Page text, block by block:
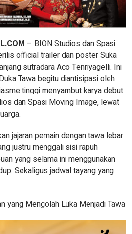
– BION Studios dan Spasi
official trailer dan poster Suka
sutradara Aco Tenriyagelli. Ini
Tawa begitu diantisipasi oleh
tinggi menyambut karya debut
dan Spasi Moving Image, lewat
jajaran pemain dengan tawa lebar
justru menggali sisi rapuh
yang selama ini menggunakan
Sekaligus jadwal tayang yang
yang Mengolah Luka Menjadi Tawa